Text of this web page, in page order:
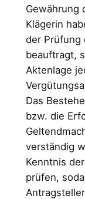
Gewährung
Klägerin
der Prüfung
beauftragt,
Aktenlage
Das
bzw. die
verständig
Kenntnis
prüfen,